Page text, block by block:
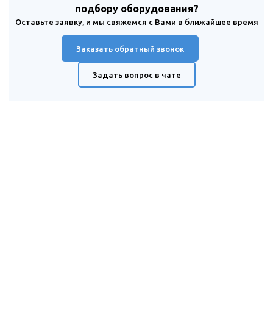
подбору оборудования?
Оставьте заявку, и мы свяжемся с Вами в ближайшее время
Заказать обратный звонок
Задать вопрос в чате